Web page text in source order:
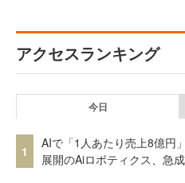
アクセスランキング
今日
1
AIで「1人あたり売上8億円
展開のAiロボティクス、急